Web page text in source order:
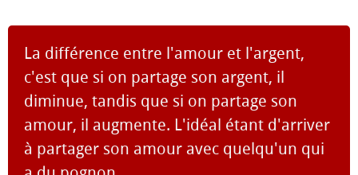
La différence entre l'amour et l'argent,
c'est que si on partage son argent, il
diminue, tandis que si on partage son
amour, il augmente. L'idéal étant d'arriver
à partager son amour avec quelqu'un qui